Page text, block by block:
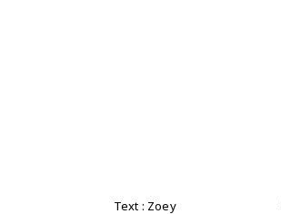
Text : Zoey